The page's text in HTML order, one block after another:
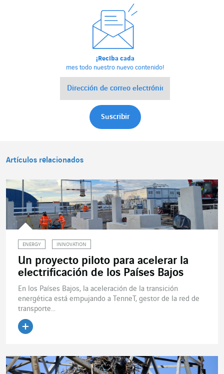
¡Reciba cada
mes todo nuestro nuevo contenido!
Artículos relacionados
ENERGY INNOVATION
Un proyecto piloto para acelerar la
electrificación de los Países Bajos
En los Países Bajos, la aceleración de la transición
energética está empujando a TenneT, gestor de la red de
transporte...